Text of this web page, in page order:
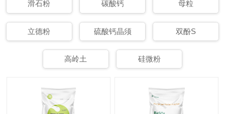
滑石粉 碳酸钙 母粒
立德粉 硫酸钙晶须 双酚S
高岭土 硅微粉